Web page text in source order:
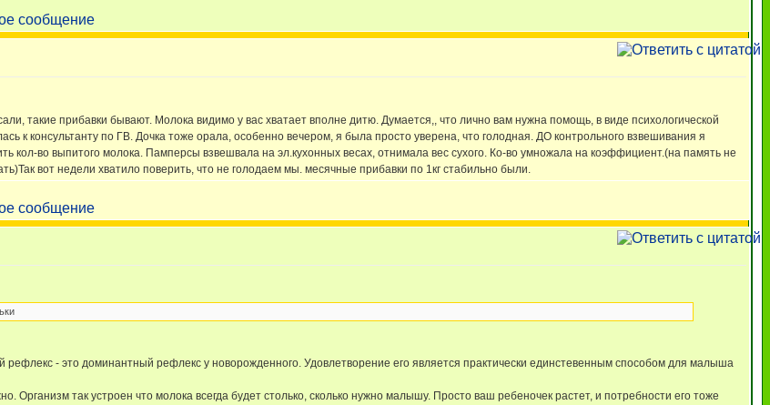
такие прибавки бывают. Молока видимо у вас хватает вполне дитю. Думается,, что лично вам нужна помощь, в виде психологической
к консультанту по ГВ. Дочка тоже орала, особенно вечером, я была просто уверена, что голодная. ДО контрольного взвешивания я
во выпитого молока. Памперсы взвешвала на эл.кухонных весах, отнимала вес сухого. Ко-во умножала на коэффициент.(на память не
вот недели хватило поверить, что не голодаем мы. месячные прибавки по 1кг стабильно были.
рефлекс - это доминантный рефлекс у новорожденного. Удовлетворение его является практически единстевенным способом для малыша
Организм так устроен что молока всегда будет столько, сколько нужно малышу. Просто ваш ребеночек растет, и потребности его тоже